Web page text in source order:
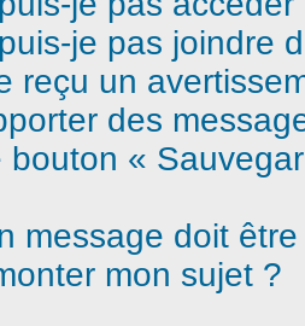
je pas joindre
reçu un
des
bouton «
message doit
mon sujet ?